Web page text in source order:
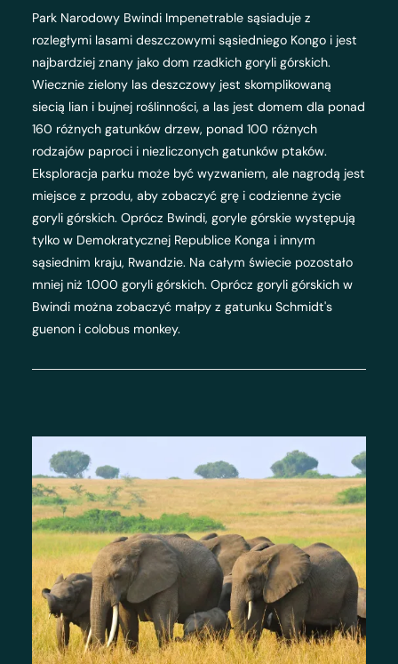
Park Narodowy Bwindi Impenetrable sąsiaduje z
rozległymi lasami deszczowymi sąsiedniego Kongo i jest
najbardziej znany jako dom rzadkich goryli górskich.
Wiecznie zielony las deszczowy jest skomplikowaną
siecią lian i bujnej roślinności, a las jest domem dla ponad
160 różnych gatunków drzew, ponad 100 różnych
rodzajów paproci i niezliczonych gatunków ptaków.
Eksploracja parku może być wyzwaniem, ale nagrodą jest
miejsce z przodu, aby zobaczyć grę i codzienne życie
goryli górskich. Oprócz Bwindi, goryle górskie występują
tylko w Demokratycznej Republice Konga i innym
sąsiednim kraju, Rwandzie. Na całym świecie pozostało
mniej niż 1.000 goryli górskich. Oprócz goryli górskich w
Bwindi można zobaczyć małpy z gatunku Schmidt's
guenon i colobus monkey.